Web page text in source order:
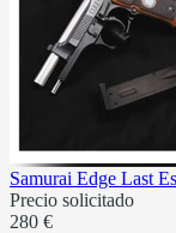
Samurai Edge Last
Precio solicitado
280 €